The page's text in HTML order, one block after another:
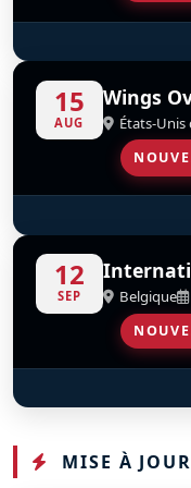
Patrouille Suisse
15
AUG
Wings
États-
SubSonex JSX-2
N19WJ
North American
N151BP
Vickers-
N749DP
Grumman F6F-5
N1078Z
North American
n1038a
Condor Squadron
12
SEP Belgique
Red Arrows
MISE À